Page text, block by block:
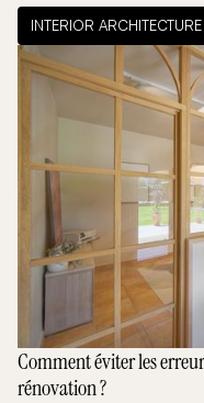
INTERIOR ARCHITECTURE
Comment éviter les
rénovation ?